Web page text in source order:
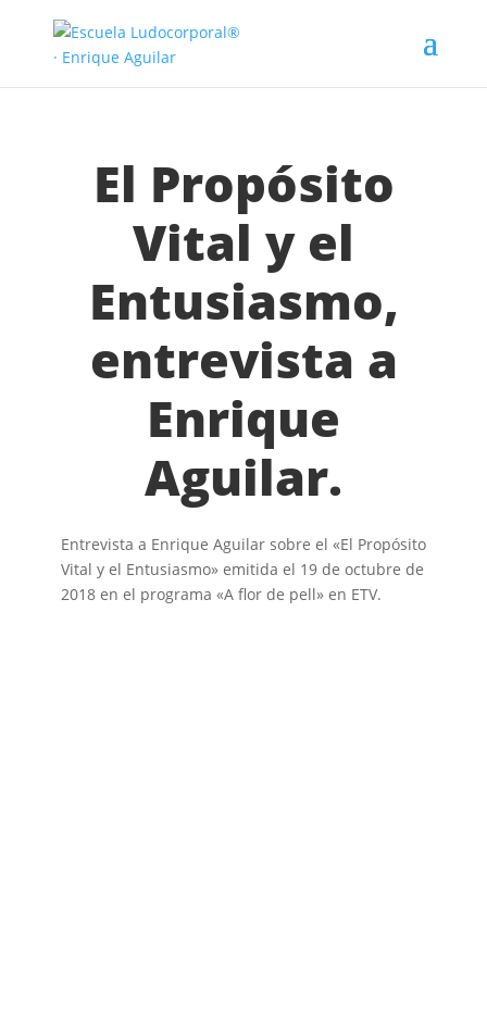
El Propósito
Vital y el
Entusiasmo,
entrevista a
Enrique
Aguilar.
Entrevista a Enrique Aguilar sobre el «El Propósito
Vital y el Entusiasmo» emitida el 19 de octubre de
2018 en el programa «A flor de pell» en ETV.